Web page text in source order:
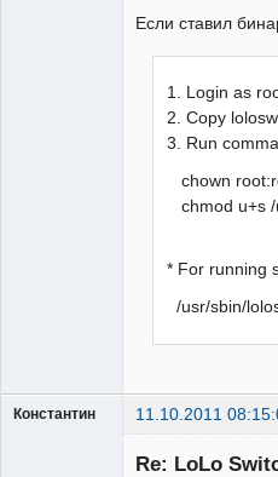
Если ставил
1. Login as
2. Copy
3. Run
chown
chmod u+s /
* For running
/usr/sbin/
Константин 11.10.2011
Re: LoLo